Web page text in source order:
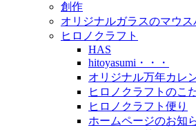
創作
オリジナルガラスのマウス
ヒロノクラフト
HAS
hitoyasumi・・・
オリジナル万年カレ
ヒロノクラフトのこ
ヒロノクラフト便り
ホームページのお知